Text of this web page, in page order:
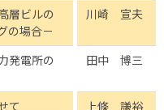
層ビルの
の場合－
川崎 宣夫
発電所の
田中 博三
て
上條 謙裕